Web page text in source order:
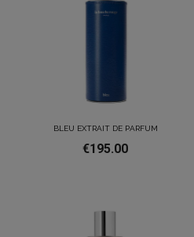
BLEU EXTRAIT DE PARFUM
€195.00